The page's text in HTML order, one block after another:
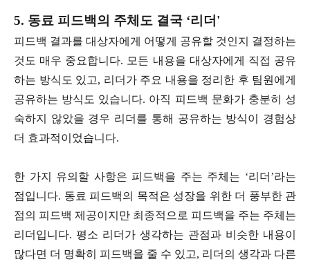
5. 동료 피드백의 주체도 결국 ‘리더'
피드백 결과를 대상자에게 어떻게 공유할 것인지 결정하는
것도 매우 중요합니다. 모든 내용을 대상자에게 직접 공유
하는 방식도 있고, 리더가 주요 내용을 정리한 후 팀원에게
공유하는 방식도 있습니다. 아직 피드백 문화가 충분히 성
숙하지 않았을 경우 리더를 통해 공유하는 방식이 경험상
더 효과적이었습니다.
한 가지 유의할 사항은 피드백을 주는 주체는 ‘리더’라는
점입니다. 동료 피드백의 목적은 성장을 위한 더 풍부한 관
점의 피드백 제공이지만 최종적으로 피드백을 주는 주체는
리더입니다. 평소 리더가 생각하는 관점과 비슷한 내용이
많다면 더 명확히 피드백을 줄 수 있고, 리더의 생각과 다른